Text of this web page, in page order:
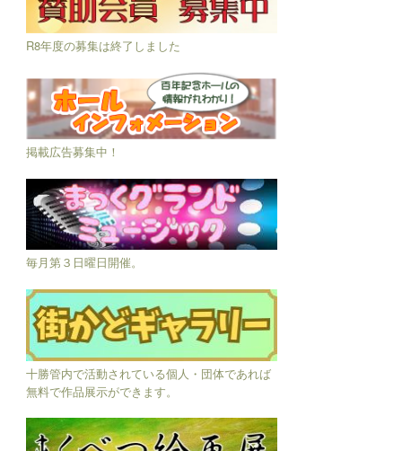
R8年度の募集は終了しました
掲載広告募集中！
毎月第３日曜日開催。
十勝管内で活動されている個人・団体であれば
無料で作品展示ができます。